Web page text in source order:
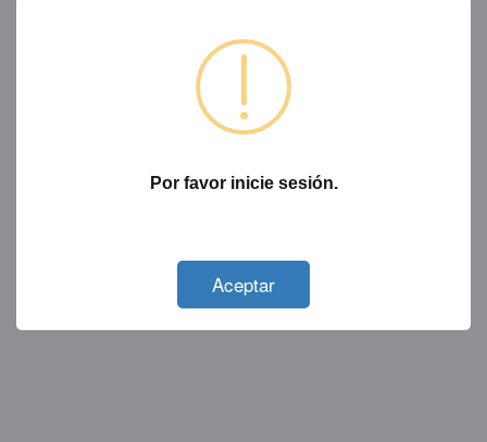
Por favor inicie sesión.
Aceptar